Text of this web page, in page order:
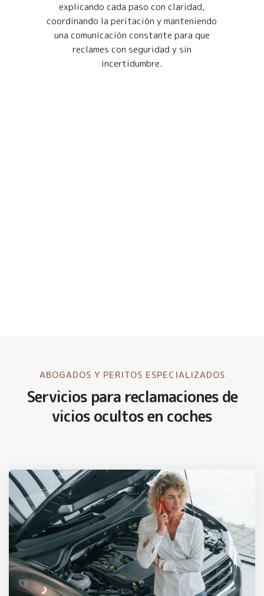
explicando cada paso con claridad,
coordinando la peritación y manteniendo
una comunicación constante para que
reclames con seguridad y sin
incertidumbre.
ABOGADOS Y PERITOS ESPECIALIZADOS
Servicios para reclamaciones de
vicios ocultos en coches